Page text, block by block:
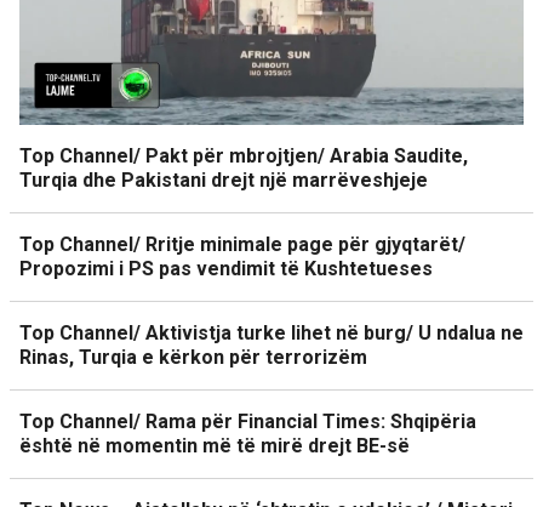
Top Channel/ Pakt për mbrojtjen/ Arabia Saudite,
Turqia dhe Pakistani drejt një marrëveshjeje
Top Channel/ Rritje minimale page për gjyqtarët/
Propozimi i PS pas vendimit të Kushtetueses
Top Channel/ Aktivistja turke lihet në burg/ U ndalua ne
Rinas, Turqia e kërkon për terrorizëm
Top Channel/ Rama për Financial Times: Shqipëria
është në momentin më të mirë drejt BE-së